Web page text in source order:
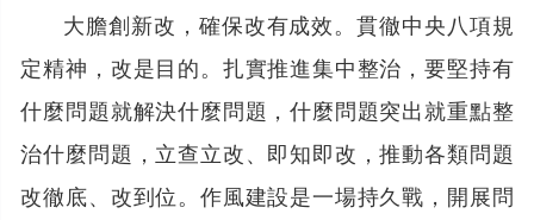
大膽創新改，確保改有成效。貫徹中央八項規
定精神，改是目的。扎實推進集中整治，要堅持有
什麼問題就解決什麼問題，什麼問題突出就重點整
治什麼問題，立查立改、即知即改，推動各類問題
改徹底、改到位。作風建設是一場持久戰，開展問